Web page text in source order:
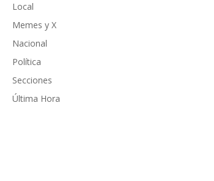
Local
Memes y X
Nacional
Política
Secciones
Última Hora